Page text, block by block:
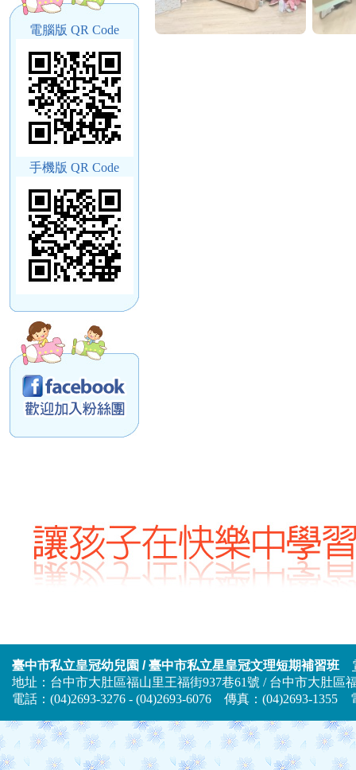
電腦版 QR Code
手機版 QR Code
臺中市私立皇冠幼兒園 / 臺中市私立星皇冠文理短期補習班
地址：台中市大肚區福山里王福街937巷61號 / 台中市大肚區
電話：(04)2693-3276 - (04)2693-6076 傳真：(04)2693-1355